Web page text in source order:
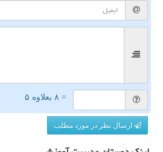
= ۸ بعلاوه ۵
ارسال نظر در مورد مطلب